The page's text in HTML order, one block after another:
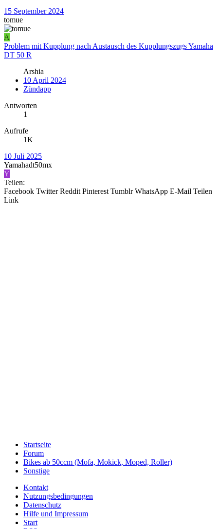
15 September 2024
tomue
A
Problem mit Kupplung nach Austausch des Kupplungszugs Yamaha
DT 50 R
Arshia
10 April 2024
Zündapp
Antworten
1
Aufrufe
1K
10 Juli 2025
Yamahadt50mx
Y
Teilen:
Facebook Twitter Reddit Pinterest Tumblr WhatsApp E-Mail Teilen
Link
Startseite
Forum
Bikes ab 50ccm (Mofa, Mokick, Moped, Roller)
Sonstige
Kontakt
Nutzungsbedingungen
Datenschutz
Hilfe und Impressum
Start